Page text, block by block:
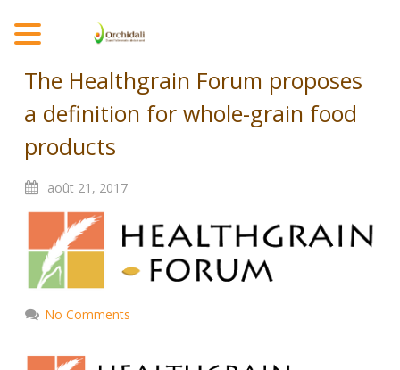
The Healthgrain Forum proposes
a definition for whole-grain food
products
août 21, 2017
No Comments